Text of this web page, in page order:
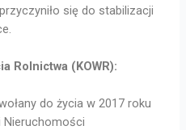
się do stabilizacji
Rolnictwa (KOWR):
do życia w 2017 roku
Nieruchomości